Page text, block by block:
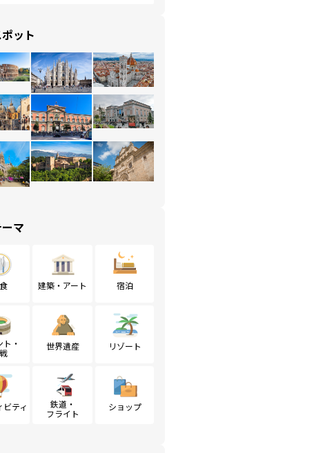
ット
マ
建築・アート 宿泊
ト・
世界遺産 リゾート
ビティ
鉄道・
フライト
ショップ